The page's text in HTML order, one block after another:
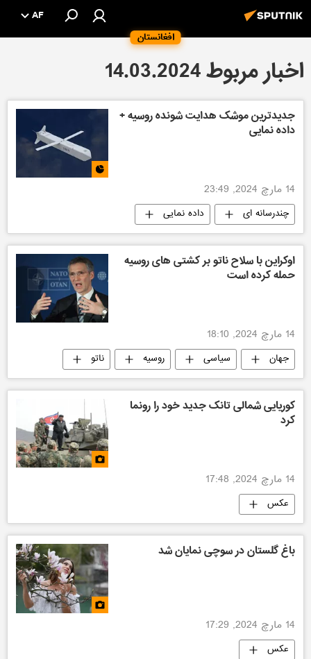
افغانستان
AF
اخبار مربوط 14.03.2024
جدیدترین موشک هدایت شونده روسیه +
داده‌ نمایی
14 مارچ 2024, 23:49
چندرسانه ای داده نمایی
اوکراین با سلاح ناتو بر کشتی های روسیه
حمله کرده است
14 مارچ 2024, 18:10
جهان سیاسی روسیه
ناتو
اروپا
کوریایی شمالی تانک جدید خود را رونما
کرد
14 مارچ 2024, 17:48
عکس
باغ گلستان در سوچی نمایان شد
14 مارچ 2024, 17:29
عکس